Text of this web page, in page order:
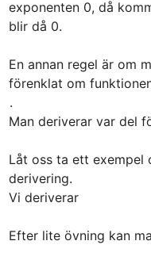
exponenten 0, då
blir då 0.
En annan regel är om
.
Man deriverar var del
Låt oss ta ett exempel
derivering.
Vi deriverar
Efter lite övning kan